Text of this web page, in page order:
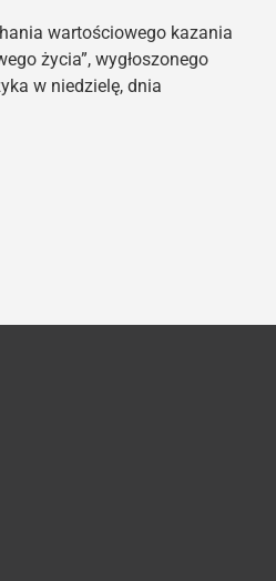
wartościowego kazania
życia”, wygłoszonego
w niedzielę, dnia